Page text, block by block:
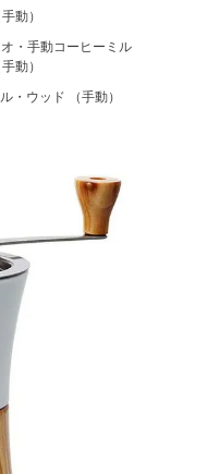
動）
・手動コーヒーミル
動）
・ウッド （手動）